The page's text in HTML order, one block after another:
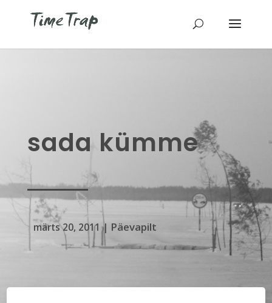
sada kümme
märts 20, 2011 | Päevapilt